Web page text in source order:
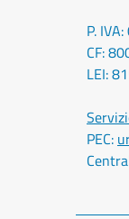
P.
CF:
LEI:
PEC: